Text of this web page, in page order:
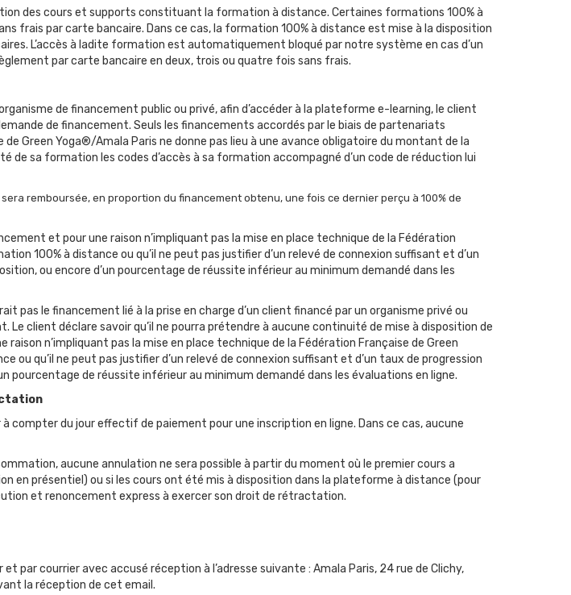
des cours et supports constituant la formation à distance. Certaines formations 100% à
frais par carte bancaire. Dans ce cas, la formation 100% à distance est mise à la disposition
L’accès à ladite formation est automatiquement bloqué par notre système en cas d’un
par carte bancaire en deux, trois ou quatre fois sans frais.
de financement public ou privé, afin d’accéder à la plateforme e-learning, le client
de financement. Seuls les financements accordés par le biais de partenariats
Green Yoga®/Amala Paris ne donne pas lieu à une avance obligatoire du montant de la
de sa formation les codes d’accès à sa formation accompagné d’un code de réduction lui
remboursée, en proportion du financement obtenu, une fois ce dernier perçu à 100% de
et pour une raison n’impliquant pas la mise en place technique de la Fédération
100% à distance ou qu’il ne peut pas justifier d’un relevé de connexion suffisant et d’un
ou encore d’un pourcentage de réussite inférieur au minimum demandé dans les
pas le financement lié à la prise en charge d’un client financé par un organisme privé ou
Le client déclare savoir qu’il ne pourra prétendre à aucune continuité de mise à disposition de
n’impliquant pas la mise en place technique de la Fédération Française de Green
ou qu’il ne peut pas justifier d’un relevé de connexion suffisant et d’un taux de progression
pourcentage de réussite inférieur au minimum demandé dans les évaluations en ligne.
compter du jour effectif de paiement pour une inscription en ligne. Dans ce cas, aucune
aucune annulation ne sera possible à partir du moment où le premier cours a
présentiel) ou si les cours ont été mis à disposition dans la plateforme à distance (pour
et renoncement express à exercer son droit de rétractation.
courrier avec accusé réception à l’adresse suivante : Amala Paris, 24 rue de Clichy,
la réception de cet email.